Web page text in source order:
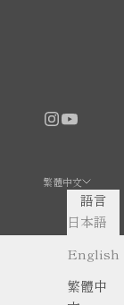
繁體中文
語言
日本語
English
繁體中